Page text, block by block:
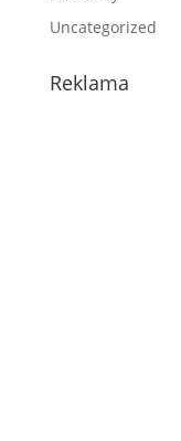
Uncategorized
Reklama